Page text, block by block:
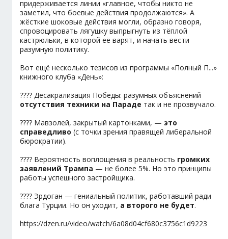
придерживается линии «главное, чтобы никто не
заметил, что боевые действия продолжаются». А
жёсткие шоковые действия могли, образно говоря,
спровоцировать лягушку выпрыгнуть из тёплой
кастрюльки, в которой её варят, и начать вести
разумную политику.
Вот ещё несколько тезисов из программы «Полный П...»
книжного клуба «День»:
???? Десакрализация Победы: разумных объяснений
отсутствия техники на Параде так и не прозвучало.
???? Мавзолей, закрытый картонками, — это
справедливо (с точки зрения правящей либеральной
бюрократии).
???? Вероятность воплощения в реальность громких
заявлений Трампа — не более 5%. Но это принципы
работы успешного застройщика.
???? Эрдоган — гениальный политик, работавший ради
блага Турции. Но он уходит, а второго не будет.
https://dzen.ru/video/watch/6a08d04cf680c3756c1d9223